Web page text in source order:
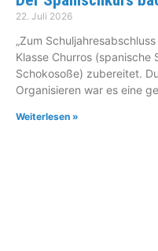
22. Juli 2026
„Zum
Klasse Churros
Schokosoße) zubereitet.
Organisieren war es eine
Weiterlesen »